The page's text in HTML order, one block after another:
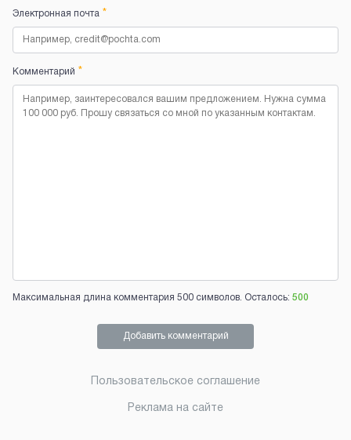
Электронная почта *
Комментарий *
Максимальная длина комментария 500 символов. Осталось: 500
Добавить комментарий
Пользовательское соглашение
Реклама на сайте